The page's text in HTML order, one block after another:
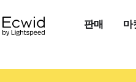
판매 마